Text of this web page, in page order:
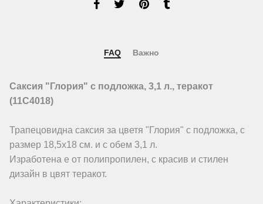
FAQ Важно
Саксия "Глория" с подложка, 3,1 л., теракот
(11C4018)
Трапецовидна саксия за цветя "Глория" с подложка, с
размер 18,5х18 см. и с обем 3,1 л.
Изработена е от полипропилен, с красив и стилен
дизайн в цвят теракот.